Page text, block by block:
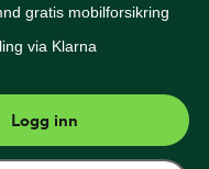
gratis mobilforsikring
via Klarna
Logg inn